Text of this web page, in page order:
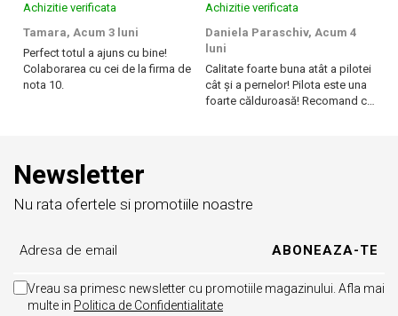
Achizitie verificata
Tamara, Acum 3 luni
Perfect totul a ajuns cu bine!
Colaborarea cu cei de la firma de
nota 10.
Achizitie verificata
Daniela Paraschiv, Acum 4
luni
Calitate foarte buna atât a pilotei
cât și a pernelor! Pilota este una
foarte călduroasă! Recomand cu
Newsletter
Nu rata ofertele si promotiile noastre
Vreau sa primesc newsletter cu promotiile magazinului. Afla mai
multe in Politica de Confidentialitate